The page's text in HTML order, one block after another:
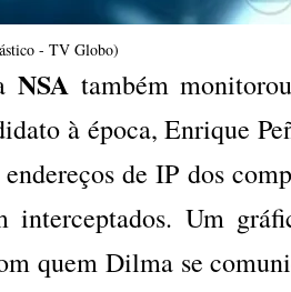
- TV Globo)
NSA também
à época, Enrique
de IP dos
Um
quem Dilma se